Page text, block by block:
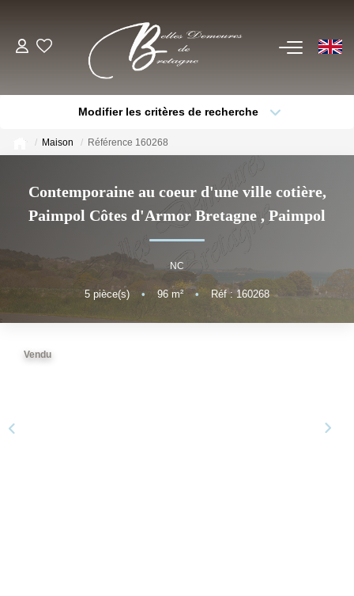
EN
Voir Tous Nos Biens
Châteaux & Manoirs
Bord De Mer
Propriétés Équestres, Rurales
Autres Demeures De Charme
Modifier les critères de recherche
Plus de critères Créer une alerte
Maison Référence 160268
Contemporaine au coeur d'une ville cotière,
Paimpol Côtes d'Armor Bretagne , Paimpol
NC
5 pièce(s) • 96m² • Réf : 160268
Vendu